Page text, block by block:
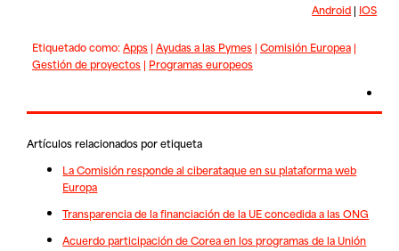
Android | IOS
Etiquetado como:Apps| Ayudas a las Pymes| Comisión Europea|
Gestión de proyectos| Programas europeos
Artículos relacionados por etiqueta
La Comisión responde al ciberataque en su plataforma web
Europa
Transparencia de la financiación de la UE concedida a las ONG
Acuerdo participación de Corea en los programas de la Unión